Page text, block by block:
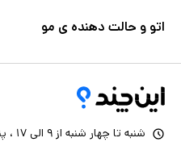
اتو و حالت دهنده ی مو
شنبه تا چهار شنبه از ۹ الی ۱۷ ، پنج شنبه ۹ الی ۱۳